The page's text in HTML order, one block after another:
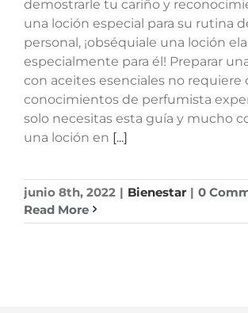
demostrarle tu cariño y
una loción especial para su rutina
personal, ¡obséquiale una loción
especialmente para él! Preparar
con aceites esenciales no requiere
conocimientos de perfumista
solo necesitas esta guía y mucho
una loción en [...]
junio 8th, 2022 | Bienestar | 0
Read More